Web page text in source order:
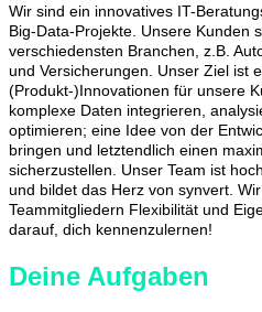
Wir sind ein innovatives IT-
Big-Data-Projekte. Unsere Kunden
verschiedensten Branchen, z.B.
und Versicherungen. Unser Ziel ist
(Produkt-)Innovationen für unsere
komplexe Daten integrieren,
optimieren; eine Idee von der
bringen und letztendlich einen
sicherzustellen. Unser Team ist
und bildet das Herz von synvert.
Teammitgliedern Flexibilität und
darauf, dich kennenzulernen!
Deine Aufgaben